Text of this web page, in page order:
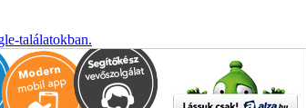
találatokban.